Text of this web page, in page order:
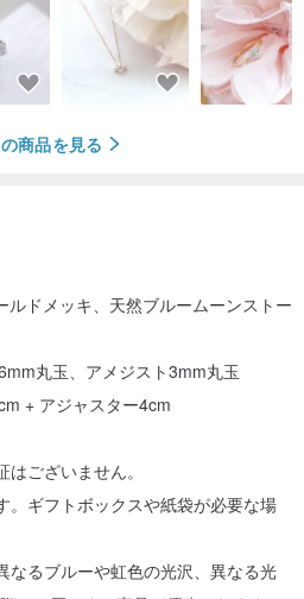
商品を見る
ドメッキ、天然ブルームーンストー
丸玉、アメジスト3mm丸玉
+ アジャスター4cm
ございません。
。ギフトボックスや紙袋が必要な場
なるブルーや虹色の光沢、異なる光